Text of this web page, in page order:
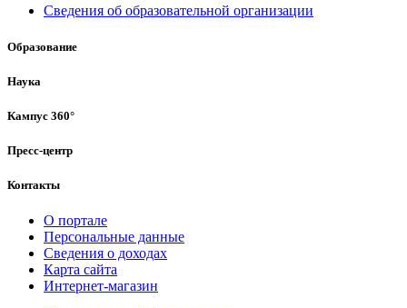
Сведения об образовательной организации
Образование
Наука
Кампус 360°
Пресс-центр
Контакты
О портале
Персональные данные
Сведения о доходах
Карта сайта
Интернет-магазин